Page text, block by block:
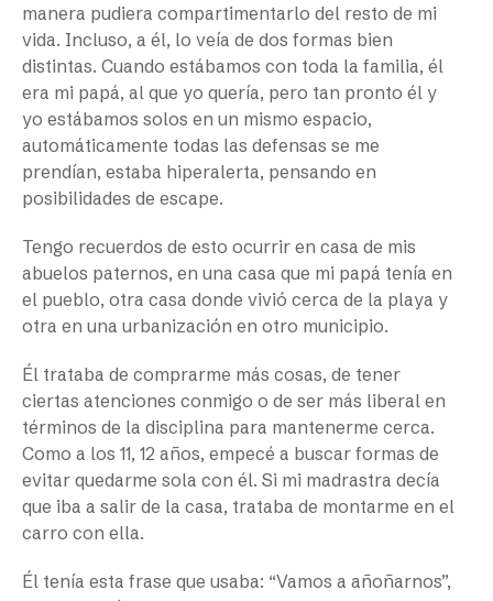
manera pudiera compartimentarlo del resto de mi
vida. Incluso, a él, lo veía de dos formas bien
distintas. Cuando estábamos con toda la familia, él
era mi papá, al que yo quería, pero tan pronto él y
yo estábamos solos en un mismo espacio,
automáticamente todas las defensas se me
prendían, estaba hiperalerta, pensando en
posibilidades de escape.
Tengo recuerdos de esto ocurrir en casa de mis
abuelos paternos, en una casa que mi papá tenía en
el pueblo, otra casa donde vivió cerca de la playa y
otra en una urbanización en otro municipio.
Él trataba de comprarme más cosas, de tener
ciertas atenciones conmigo o de ser más liberal en
términos de la disciplina para mantenerme cerca.
Como a los 11, 12 años, empecé a buscar formas de
evitar quedarme sola con él. Si mi madrastra decía
que iba a salir de la casa, trataba de montarme en el
carro con ella.
Él tenía esta frase que usaba: “Vamos a añoñarnos”,